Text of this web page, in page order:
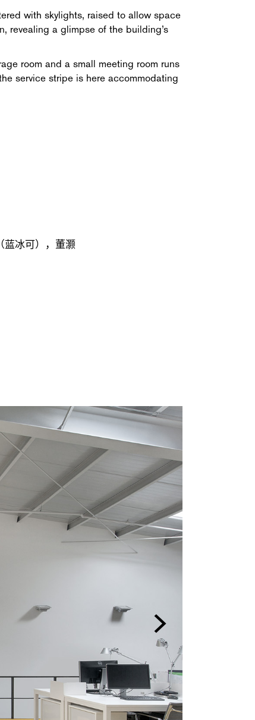
with skylights, raised to allow space
revealing a glimpse of the building’s
room and a small meeting room runs
service stripe is here accommodating
蓝冰可），董灏